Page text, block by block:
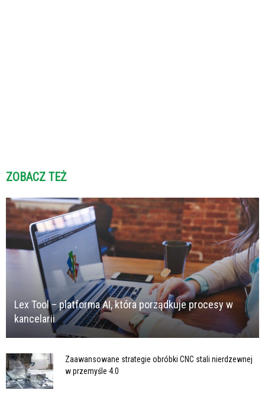
ZOBACZ TEŻ
Lex Tool – platforma AI, która porządkuje procesy w
kancelarii
Zaawansowane strategie obróbki CNC stali nierdzewnej
w przemyśle 4.0